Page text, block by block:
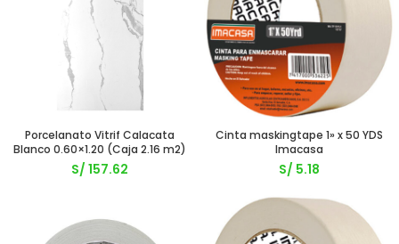
Porcelanato Vitrif Calacata
Blanco 0.60×1.20 (Caja 2.16 m2)
S/ 157.62
Cinta maskingtape 1» x 50 YDS
Imacasa
S/ 5.18